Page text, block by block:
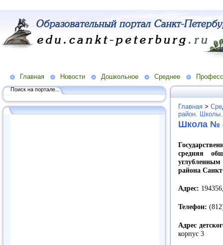
Главная Новости Дошкольное Среднее
Поиск на портале...
Главная >
район. Школы.
Школа №
средняя
района
Адрес:
Телефон:
Адрес
корпус 3